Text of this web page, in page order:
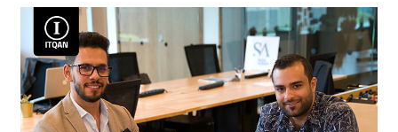
مكاتب
تأسيس
شركات
فى
دبى